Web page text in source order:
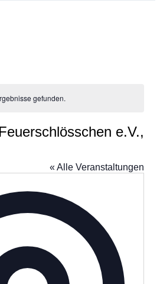
gefunden.
e.V.,
« Alle Veranstaltungen